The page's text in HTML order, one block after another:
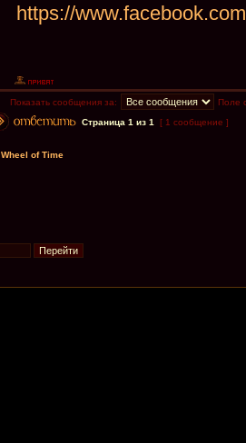
https://
Показать сообщения за:
Поле
Страница 1 из 1 [ 1 сообщение ]
Wheel of Time